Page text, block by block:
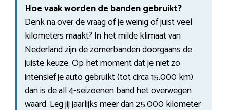
Hoe vaak worden de banden gebruikt?
Denk na over de vraag of je weinig of juist veel
kilometers maakt? In het milde klimaat van
Nederland zijn de zomerbanden doorgaans de
juiste keuze. Op het moment dat je niet zo
intensief je auto gebruikt (tot circa 15.000 km)
dan is de all 4-seizoenen band het overwegen
waard. Leg jij jaarlijks meer dan 25.000 kilometer